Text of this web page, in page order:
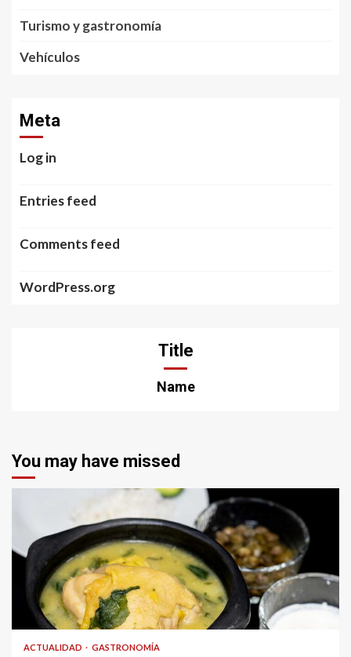
Turismo y gastronomía
Vehículos
Meta
Log in
Entries feed
Comments feed
WordPress.org
Title
Name
You may have missed
ACTUALIDAD GASTRONOMÍA